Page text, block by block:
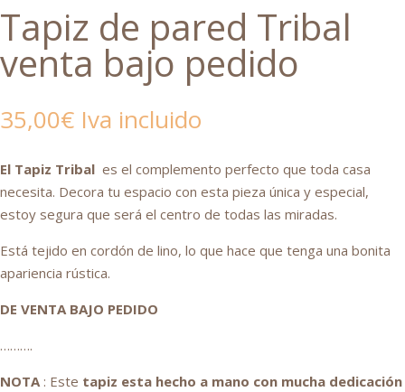
Tapiz de pared Tribal
venta bajo pedido
35,00€ Iva incluido
El Tapiz Tribal es el complemento perfecto que toda casa
necesita. Decora tu espacio con esta pieza única y especial,
estoy segura que será el centro de todas las miradas.
Está tejido en cordón de lino, lo que hace que tenga una bonita
apariencia rústica.
DE VENTA BAJO PEDIDO
……….
NOTA: Este tapiz esta hecho a mano con mucha dedicación